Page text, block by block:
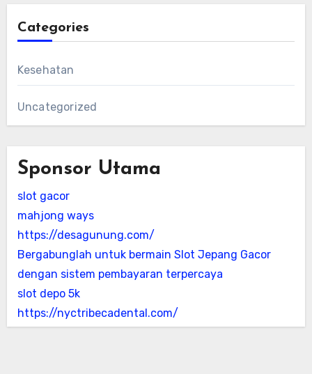
Categories
Kesehatan
Uncategorized
Sponsor Utama
slot gacor
mahjong ways
https://desagunung.com/
Bergabunglah untuk bermain Slot Jepang Gacor
dengan sistem pembayaran terpercaya
slot depo 5k
https://nyctribecadental.com/